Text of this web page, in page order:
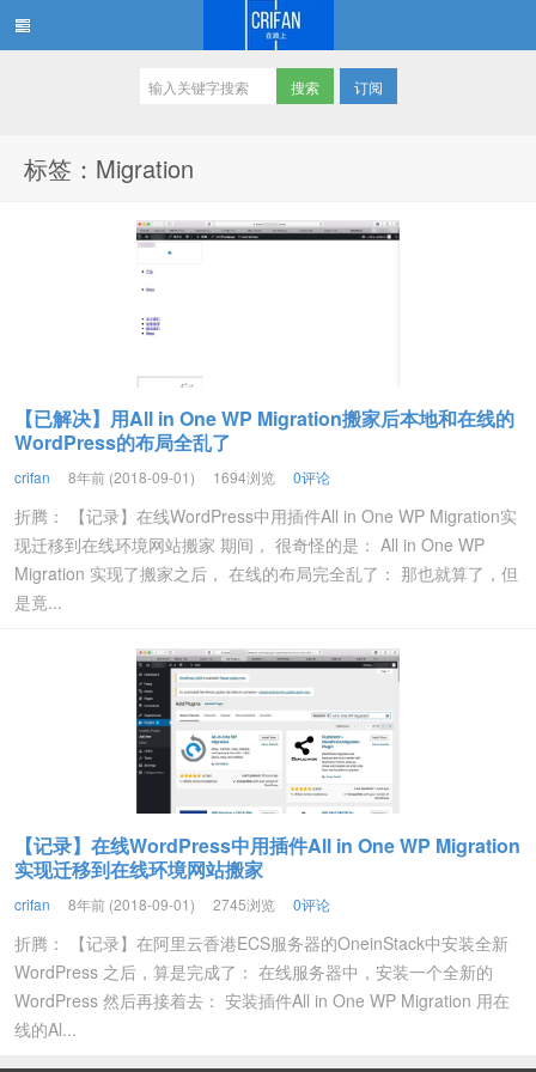
订阅
标签：Migration
【已解决】用All in One WP Migration搬家后本地和在线的
WordPress的布局全乱了
crifan 8年前 (2018-09-01) 1694浏览 0评论
折腾： 【记录】在线WordPress中用插件All in One WP Migration实
现迁移到在线环境网站搬家 期间， 很奇怪的是： All in One WP
Migration 实现了搬家之后， 在线的布局完全乱了： 那也就算了，但
是竟...
【记录】在线WordPress中用插件All in One WP Migration
实现迁移到在线环境网站搬家
crifan 8年前 (2018-09-01) 2745浏览 0评论
折腾： 【记录】在阿里云香港ECS服务器的OneinStack中安装全新
WordPress 之后，算是完成了： 在线服务器中，安装一个全新的
WordPress 然后再接着去： 安装插件All in One WP Migration 用在
线的Al...